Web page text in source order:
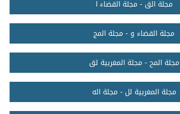
مجلة الق - مجلة القضاء ا
مجلة القضاء و - مجلة المج
مجلة المح - مجلة المغربية لق
مجلة المغربية لل - مجلة اله